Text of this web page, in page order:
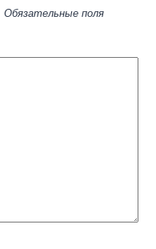
Обязательные поля